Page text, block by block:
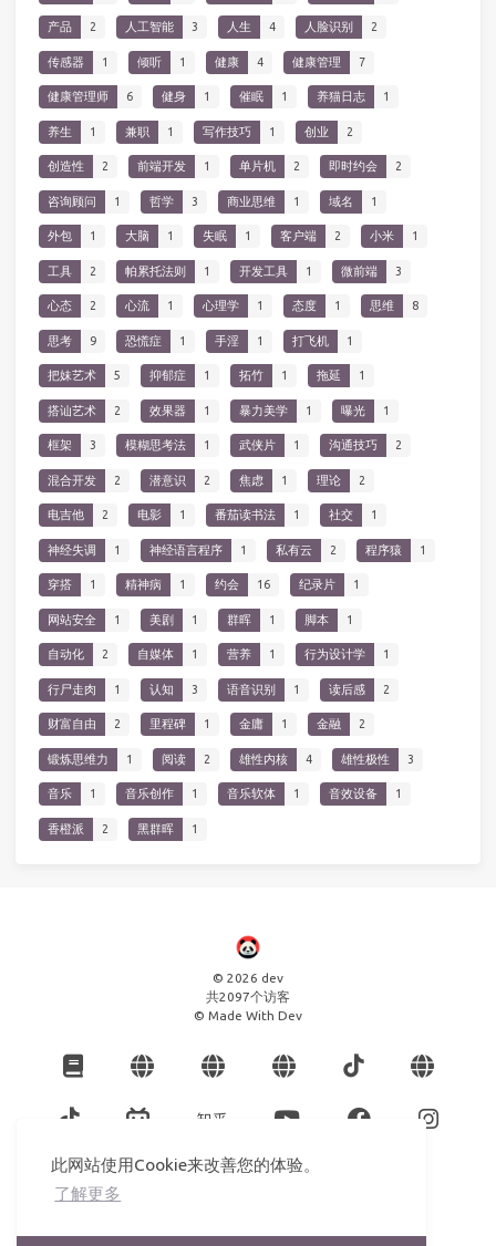
此网站使用Cookie来改善您的体验。
了解更多
产品 2 人工智能 3 人生 4 人脸识别 2
传感器 1 倾听 1 健康 4 健康管理 7
健康管理师 6 健身 1 催眠 1 养猫日志 1
养生 1 兼职 1 写作技巧 1 创业 2
创造性 2 前端开发 1 单片机 2 即时约会 2
咨询顾问 1 哲学 3 商业思维 1 域名 1
外包 1 大脑 1 失眠 1 客户端 2 小米 1
工具 2 帕累托法则 1 开发工具 1 微前端 3
心态 2 心流 1 心理学 1 态度 1 思维 8
思考 9 恐慌症 1 手淫 1 打飞机 1
把妹艺术 5 抑郁症 1 拓竹 1 拖延 1
搭讪艺术 2 效果器 1 暴力美学 1 曝光 1
框架 3 模糊思考法 1 武侠片 1 沟通技巧 2
混合开发 2 潜意识 2 焦虑 1 理论 2
电吉他 2 电影 1 番茄读书法 1 社交 1
神经失调 1 神经语言程序 1 私有云 2 程序猿 1
穿搭 1 精神病 1 约会 16 纪录片 1
网站安全 1 美剧 1 群晖 1 脚本 1
自动化 2 自媒体 1 营养 1 行为设计学 1
行尸走肉 1 认知 3 语音识别 1 读后感 2
财富自由 2 里程碑 1 金庸 1 金融 2
锻炼思维力 1 阅读 2 雄性内核 4 雄性极性 3
音乐 1 音乐创作 1 音乐软体 1 音效设备 1
香橙派 2 黑群晖 1
© 2026 dev
共2097个访客
© Made With Dev